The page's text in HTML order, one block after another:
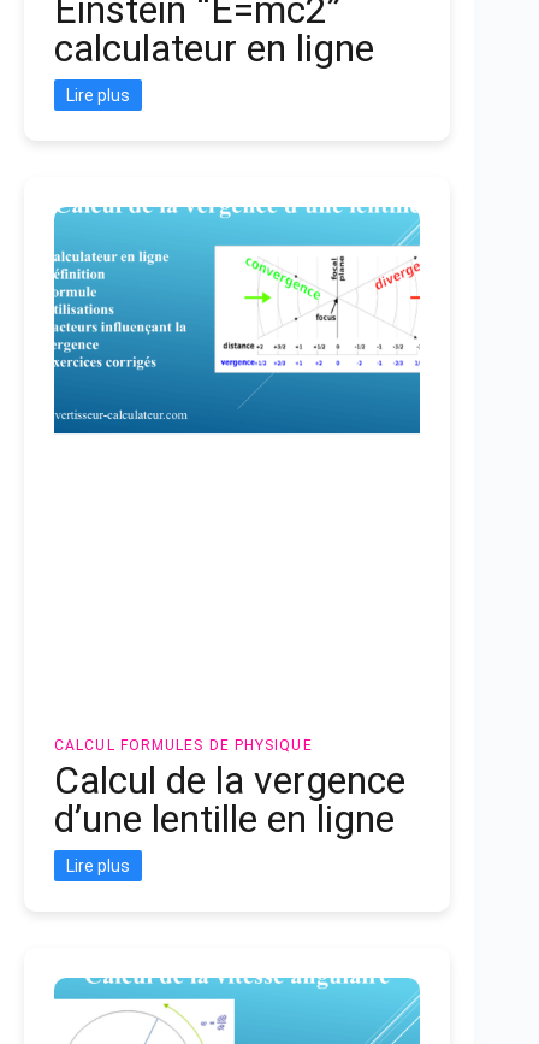
Einstein “E=mc2”
calculateur en ligne
Lire plus
CALCUL FORMULES DE PHYSIQUE
Calcul de la vergence
d’une lentille en ligne
Lire plus